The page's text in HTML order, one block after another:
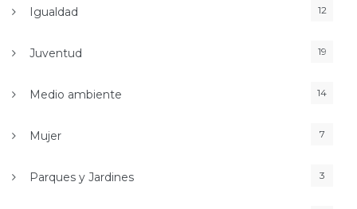
Igualdad 12
Juventud 19
Medio ambiente 14
Mujer 7
Parques y Jardines 3